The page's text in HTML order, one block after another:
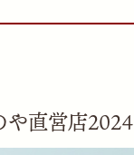
や直営店2024